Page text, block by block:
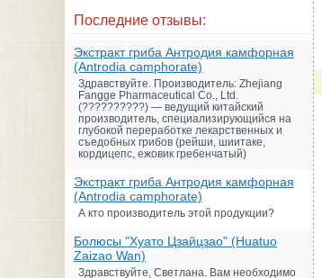
Последние отзывы:
Экстракт гриба Антродия камфорная
(Antrodia camphorate)
Здравствуйте. Производитель: Zhejiang
Fangge Pharmaceutical Co., Ltd.
(??????????) — ведущий китайский
производитель, специализирующийся на
глубокой переработке лекарственных и
съедобных грибов (рейши, шиитаке,
кордицепс, ежовик гребенчатый)
Экстракт гриба Антродия камфорная
(Antrodia camphorate)
А кто производитель этой продукции?
Болюсы "Хуато Цзайцзао" (Huatuo
Zaizao Wan)
Здравствуйте, Светлана. Вам необходимо